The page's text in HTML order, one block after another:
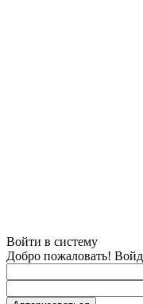
Войти в систему
Добро пожаловать!